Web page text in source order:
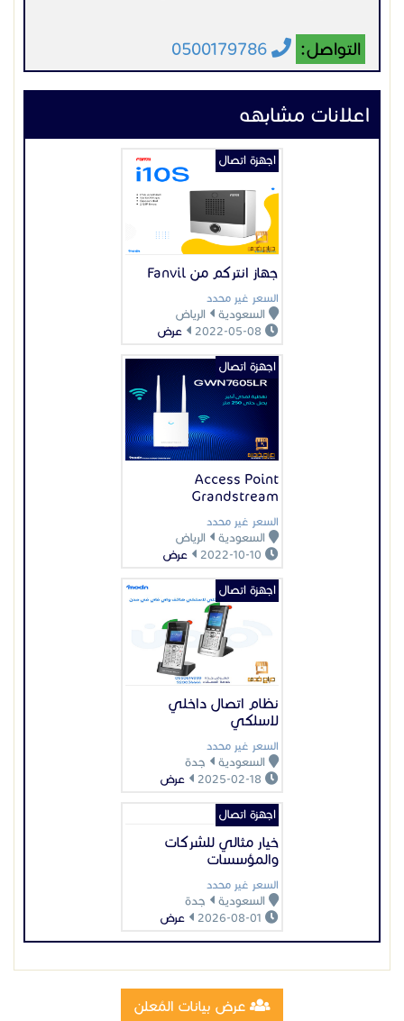
التواصل: 0500179786
اعلانات مشابهه
جهاز انتركم من Fanvil
السعر غير محدد
السعودية
الرياض
عرض
اجهزة اتصال
Access Point
Grandstream
السعر غير محدد
السعودية
الرياض
عرض
اجهزة اتصال
نظام اتصال داخلي
لاسلكي
السعر غير محدد
السعودية
جدة
عرض
اجهزة اتصال
خيار مثالي للشركات
والمؤسسات
السعر غير محدد
السعودية
جدة
عرض
اجهزة اتصال
عرض بيانات المُعلن